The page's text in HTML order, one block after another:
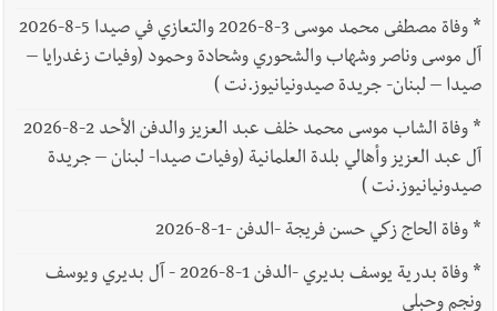
*
وفاة مصطفى محمد موسى 3-8-2026 والتعازي في صيدا 5-8-2026
آل موسى وناصر وشهاب والشحوري وشحادة وحمود (وفيات زغدرايا –
صيدا – لبنان- جريدة صيدونيانيوز.نت )
*
وفاة الشاب موسى محمد خلف عبد العزيز والدفن الأحد 2-8-2026
آل عبد العزيز وأهالي بلدة العلمانية (وفيات صيدا- لبنان – جريدة
صيدونيانيوز.نت )
*وفاة الحاج زكي حسن فريجة -الدفن -1-8-2026
*
وفاة بدرية يوسف بديري -الدفن 1-8-2026 - آل بديري ويوسف
ونجم وحبلي